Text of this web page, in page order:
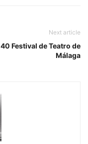
Next article
40 Festival de Teatro de
Málaga